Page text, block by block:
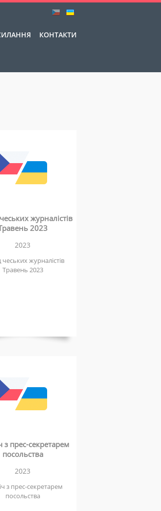
КОНТАКТИ
журналістів
2023
2023
чеських журналістів
Травень 2023
з прес-секретарем
посольства
2023
з прес-секретарем
посольства